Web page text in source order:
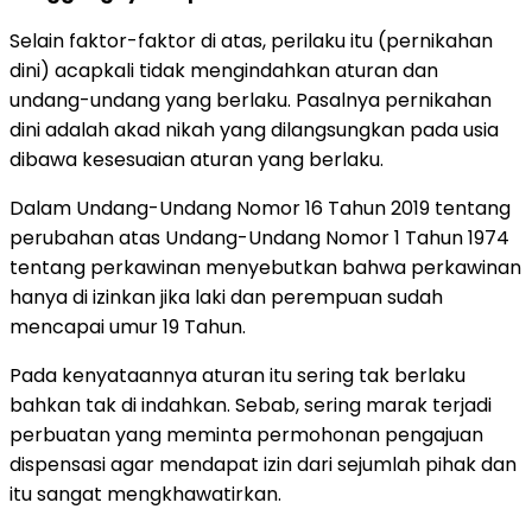
Selain faktor-faktor di atas, perilaku itu (pernikahan
dini) acapkali tidak mengindahkan aturan dan
undang-undang yang berlaku. Pasalnya pernikahan
dini adalah akad nikah yang dilangsungkan pada usia
dibawa kesesuaian aturan yang berlaku.
Dalam Undang-Undang Nomor 16 Tahun 2019 tentang
perubahan atas Undang-Undang Nomor 1 Tahun 1974
tentang perkawinan menyebutkan bahwa perkawinan
hanya di izinkan jika laki dan perempuan sudah
mencapai umur 19 Tahun.
Pada kenyataannya aturan itu sering tak berlaku
bahkan tak di indahkan. Sebab, sering marak terjadi
perbuatan yang meminta permohonan pengajuan
dispensasi agar mendapat izin dari sejumlah pihak dan
itu sangat mengkhawatirkan.